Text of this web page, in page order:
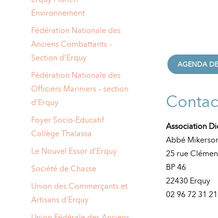
AGENDA
Association
Abbé
25 rue
BP 46
22430 Erquy
02 96 72 31 21
Environnement
Fédération Nationale des
Anciens Combattants –
Section d’Erquy
Fédération Nationale des
Officiers Mariniers – section
d’Erquy
Foyer Socio-Educatif
Collège Thalassa
Le Nouvel Essor d’Erquy
Société de Chasse
Union des Commerçants et
Artisans d’Erquy